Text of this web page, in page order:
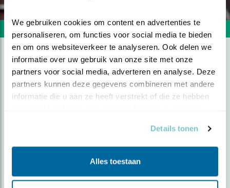
We gebruiken cookies om content en advertenties te
personaliseren, om functies voor social media te bieden
en om ons websiteverkeer te analyseren. Ook delen we
informatie over uw gebruik van onze site met onze
partners voor social media, adverteren en analyse. Deze
partners kunnen deze gegevens combineren met andere
informatie die u aan ze heeft verstrekt of die ze hebben
Details tonen
Alles toestaan
Volgende foto
DODO DE MEEUW
Door Eloise Brouwer | Geplaatst op vrijdag 20
Dodo is één van de vaste bezoekers van mijn
zodat we er hopelijk achter waar hij de rest van
de dag doorbrengt als hij niet bij mij is. We zijn
erg vertrouwd met elkaar.